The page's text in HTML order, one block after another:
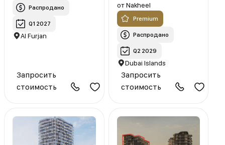
Распродано
Q1 2027
Al Furjan
Запросить
стоимость
от Nakheel
Premium
Распродано
Q2 2029
Dubai Islands
Запросить
стоимость